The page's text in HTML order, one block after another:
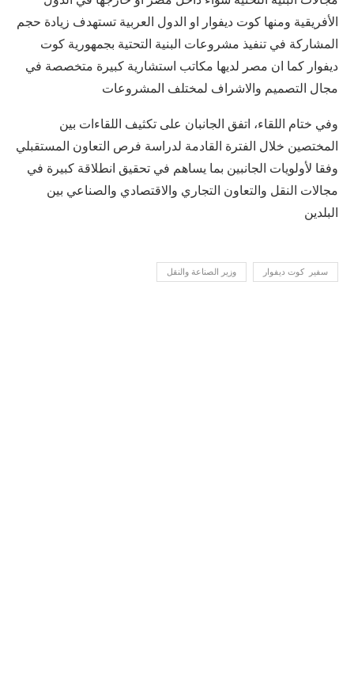
الأفريقية ومنها كوت ديفوار او الدول العربية تستهدف زيادة حجم
المشاركة في تنفيذ مشروعات البنية التحتية بجمهورية كوت
ديفوار كما ان مصر لديها مكاتب استشارية كبيرة متخصصة في
مجال التصميم والاشراف لمختلف المشروعات
وفي ختام اللقاء، اتفق الجانبان على تكثيف اللقاءات بين
المختصين خلال الفترة القادمة لدراسة فرص التعاون المستقبلي
وفقا لأولويات الجانبين بما يساهم في تحقيق انطلاقة كبيرة في
مجالات النقل والتعاون التجاري والاقتصادي والصناعي بين
البلدين
سفير كوت ديفوار وزير الصناعة والنقل